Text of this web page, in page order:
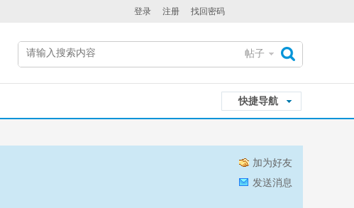
登录 注册 找回密码
帖子
快捷导航
加为好友
发送消息